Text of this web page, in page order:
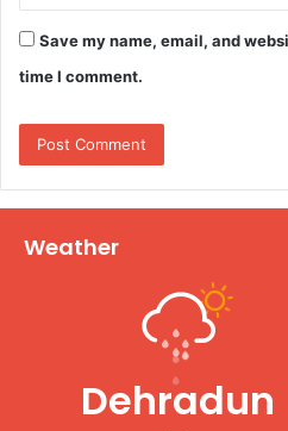
Save my name, email, and
time I comment.
Weather
Dehradun